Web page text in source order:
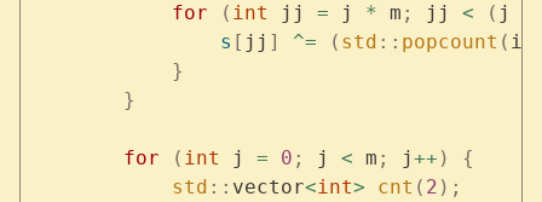
            for
( int jj = j * m ; jj < ( j
                s
[ jj ] ^= ( std :: popcount ( i
            }
        }
        for
( int j = 0 ; j < m ; j++ )
{
            std
:: vector<int> cnt ( 2 );